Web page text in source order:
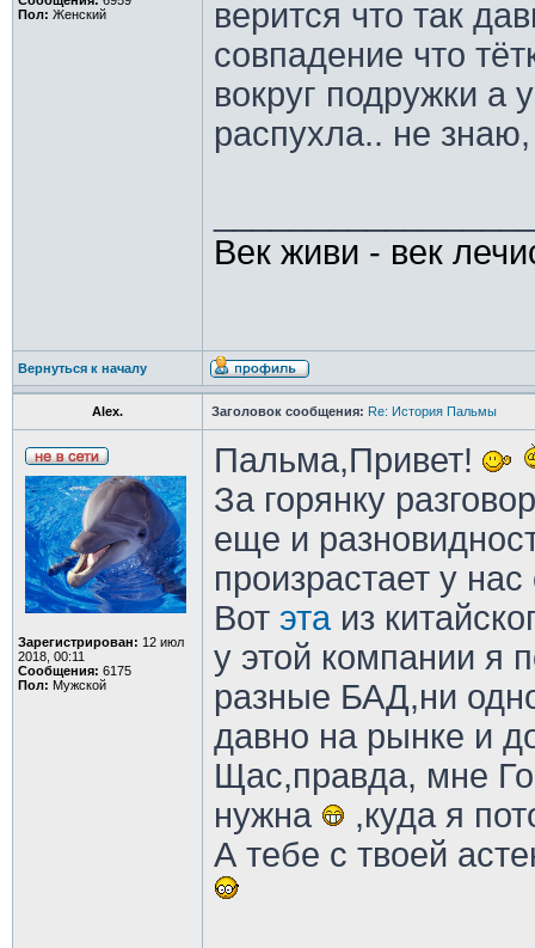
Пол: Женский
верится что так
совпадение что
вокруг подружки а
распухла.. не
Век живи - век
Вернуться к началу
Alex. Заголовок сообщения: Re: История Пальмы
Зарегистрирован: 12 июл
2018, 00:11
Сообщения: 6175
Пол: Мужской
Пальма,Привет!
За горянку
еще и
произрастает у
Вот этаиз
у этой компании я
разные БАД,ни
давно на рынке и
Щас,правда, мне
нужна
,куда я
А тебе с твоей